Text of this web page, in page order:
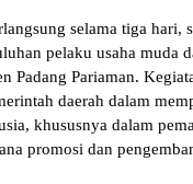
selama tiga hari,
pelaku usaha muda
Padang Pariaman.
daerah dalam
khususnya dalam
promosi dan